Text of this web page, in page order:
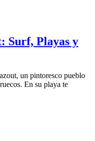
Surf, Playas y
un pintoresco pueblo
En su playa te